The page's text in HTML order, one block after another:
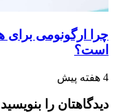
چرا ارگونومی برای
است؟
4 هفته پیش
دیدگاهتان را بنویسید